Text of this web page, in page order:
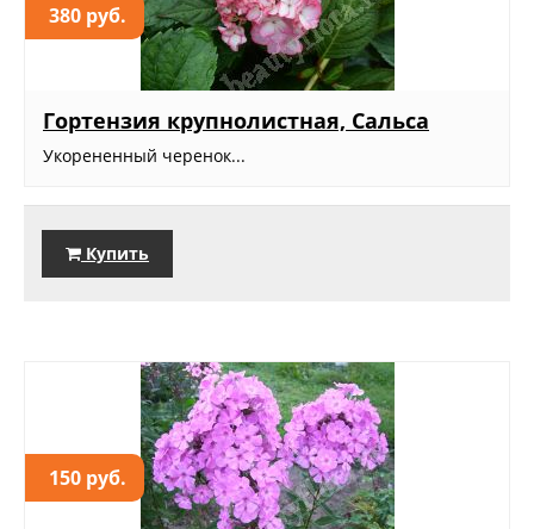
380 руб.
Гортензия крупнолистная, Сальса
Укорененный черенок...
Купить
150 руб.